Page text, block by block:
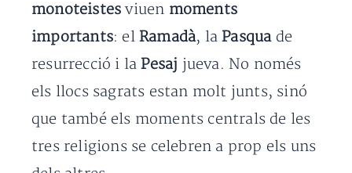
monoteistesviuen moments
importants: el Ramadà, laPasqua de
resurrecció i laPesaj jueva. No només
els llocs sagrats estan molt junts, sinó
que també els moments centrals de les
tres religions se celebren a prop els uns